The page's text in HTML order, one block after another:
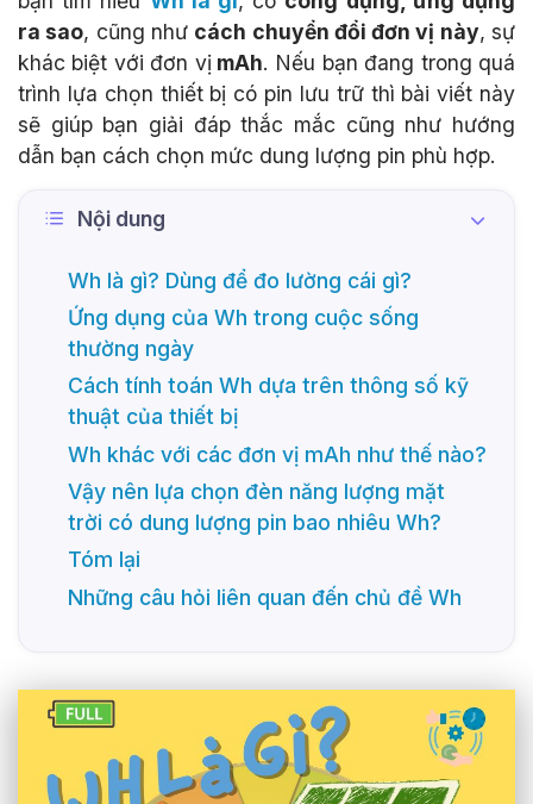
ra sao, cũng như cách chuyển đổi đơn vị này, sự
khác biệt với đơn vịmAh. Nếu bạn đang trong quá
trình lựa chọn thiết bị có pin lưu trữ thì bài viết này
sẽ giúp bạn giải đáp thắc mắc cũng như hướng
dẫn bạn cách chọn mức dung lượng pin phù hợp.
Nội dung
Wh là gì? Dùng để đo lường cái gì?
Ứng dụng của Wh trong cuộc sống
thường ngày
Cách tính toán Wh dựa trên thông số kỹ
thuật của thiết bị
Wh khác với các đơn vị mAh như thế nào?
Vậy nên lựa chọn đèn năng lượng mặt
trời có dung lượng pin bao nhiêu Wh?
Tóm lại
Những câu hỏi liên quan đến chủ đề Wh